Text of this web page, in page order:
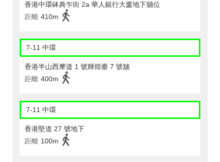
香港中環砵典乍街 2a 華人銀行大廈地下舖位
距離 410m
7-11 中環
香港半山西摩道 1 號輝煌臺 7 號舖
距離 400m
7-11 中環
香港堅道 27 號地下
距離 100m